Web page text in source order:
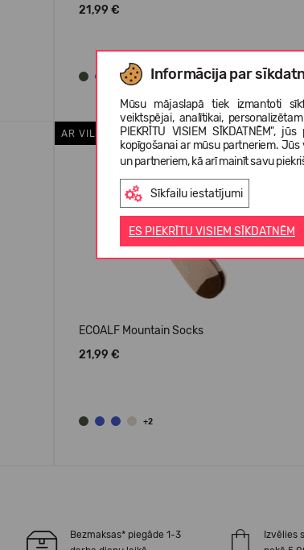
Informācija par
Mūsu mājaslapā tiek izmantoti
veiktspējai, analītikai,
PIEKRĪTU VISIEM SĪKDATNĒM",
kopīgošanai ar mūsu partneriem.
un partneriem, kā arī mainīt savu
Sīkfailu iestatījumi
ES PIEKRĪTU VISIEM SĪKDATNĒM
21,99 €
+2
AR VILNU
ECOALF Mountain Socks
21,99 €
+2
Bezmaksas* piegāde 1-3
Izvēlies